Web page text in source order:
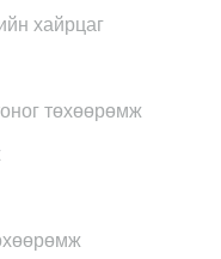
хайрцаг
төхөөрөмж